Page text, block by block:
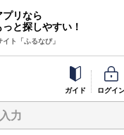
リなら
と探しやすい！
ト「ふるなび」
ガイド ログイ
力